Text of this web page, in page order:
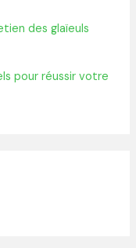
des glaïeuls
pour réussir votre